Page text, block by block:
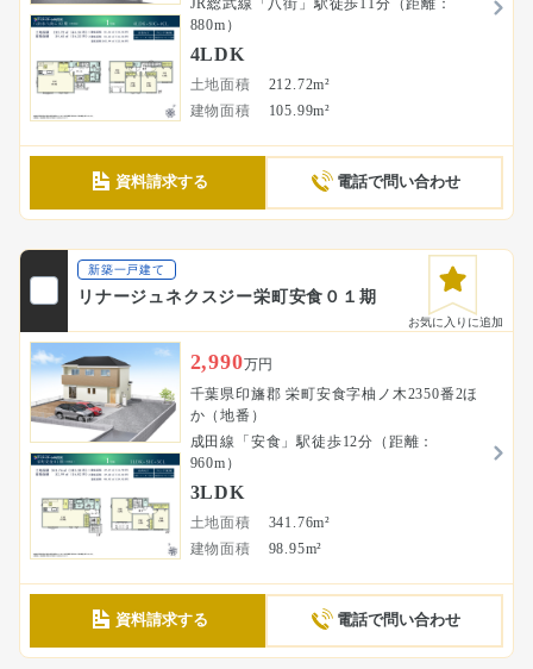
880m）
4LDK
土地面積
212.72m²
建物面積
105.99m²
資料請求する 電話で問い合わせ
新築一戸建て
リナージュネクスジー栄町安食０１期
お気に入りに追加
2,990万円
千葉県印旛郡 栄町安食字柚ノ木2350番2ほ
か（地番）
成田線「安食」駅徒歩12分（距離：
960m）
3LDK
土地面積
341.76m²
建物面積
98.95m²
資料請求する 電話で問い合わせ